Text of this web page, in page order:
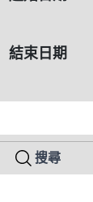
結束日期
搜尋